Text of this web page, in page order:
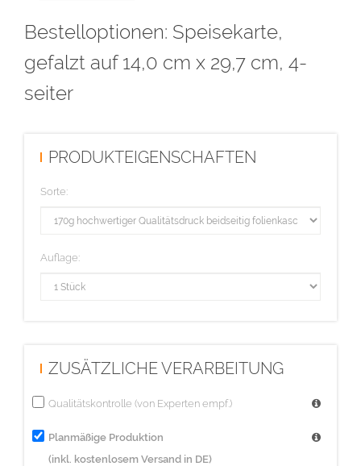
Diese Auflage wird im hochwertigen Digitaldruck produziert.
Bestelloptionen: Speisekarte,
gefalzt auf 14,0 cm x 29,7 cm, 4-
seiter
PRODUKTEIGENSCHAFTEN
Sorte:
Auflage:
ZUSÄTZLICHE VERARBEITUNG
Qualitätskontrolle (von Experten empf.)
Planmäßige Produktion
(inkl. kostenlosem Versand in DE)